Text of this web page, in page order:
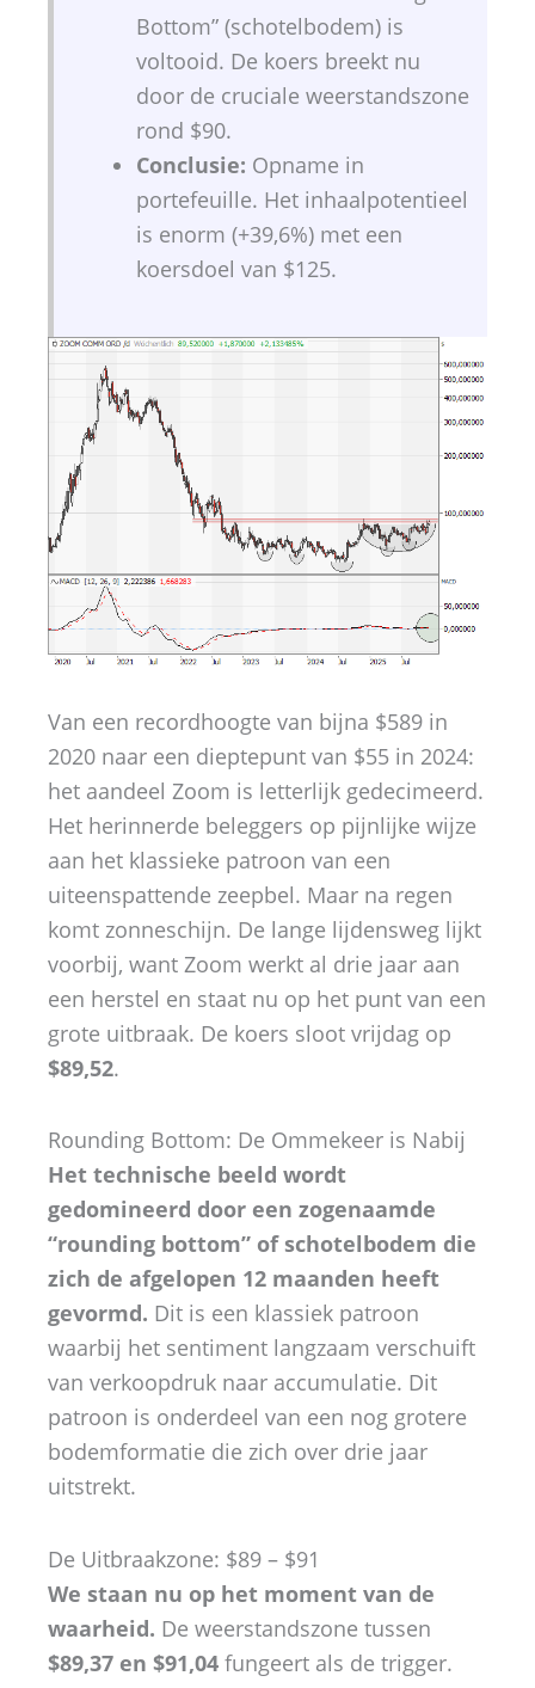
Bottom” (schotelbodem) is
voltooid. De koers breekt nu
door de cruciale weerstandszone
rond $90.
Conclusie: Opname in
portefeuille. Het inhaalpotentieel
is enorm (+39,6%) met een
koersdoel van $125.
Van een recordhoogte van bijna $589 in
2020 naar een dieptepunt van $55 in 2024:
het aandeel Zoom is letterlijk gedecimeerd.
Het herinnerde beleggers op pijnlijke wijze
aan het klassieke patroon van een
uiteenspattende zeepbel. Maar na regen
komt zonneschijn. De lange lijdensweg lijkt
voorbij, want Zoom werkt al drie jaar aan
een herstel en staat nu op het punt van een
grote uitbraak. De koers sloot vrijdag op
$89,52.
Rounding Bottom: De Ommekeer is Nabij
Het technische beeld wordt
gedomineerd door een zogenaamde
“rounding bottom” of schotelbodem die
zich de afgelopen 12 maanden heeft
gevormd. Dit is een klassiek patroon
waarbij het sentiment langzaam verschuift
van verkoopdruk naar accumulatie. Dit
patroon is onderdeel van een nog grotere
bodemformatie die zich over drie jaar
uitstrekt.
De Uitbraakzone: $89 – $91
We staan nu op het moment van de
waarheid. De weerstandszone tussen
$89,37 en $91,04 fungeert als de trigger.